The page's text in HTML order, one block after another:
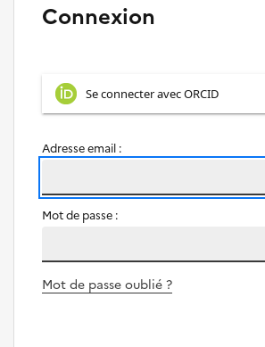
Connexion
Se connecter avec ORCID
Adresse email :
Mot de passe :
Mot de passe oublié ?